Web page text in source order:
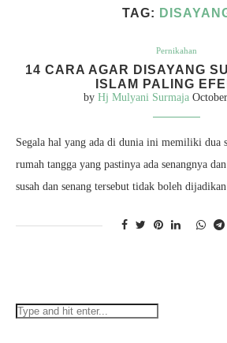
TAG:
Pernikahan
14 CARA AGAR DISAYANG
ISLAM PALING
by Hj Mulyani Surmaja
Segala hal yang ada di dunia ini memiliki dua
rumah tangga yang pastinya ada senangnya
susah dan senang tersebut tidak boleh